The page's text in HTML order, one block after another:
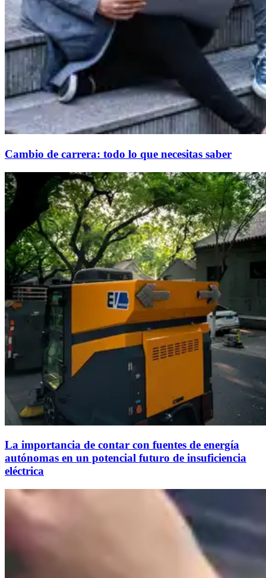
Cambio de carrera: todo lo que necesitas saber
La importancia de contar con fuentes de energía
autónomas en un potencial futuro de insuficiencia
eléctrica